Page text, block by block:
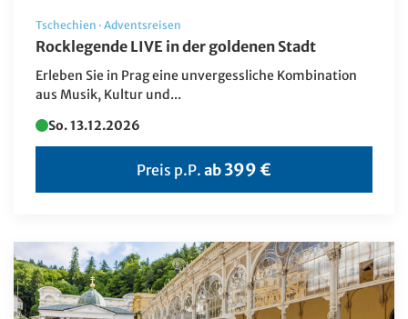
Liechtenstein
Litauen
Marokko
Mauritius
Monaco
Namibia
Nepal
Tschechien · Adventsreisen
Rocklegende LIVE in der goldenen Stadt
Erleben Sie in Prag eine unvergessliche Kombination
aus Musik, Kultur und...
So. 13.12.2026
Preis p.P. ab 399 €